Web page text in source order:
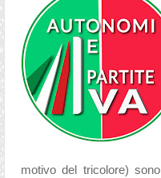
motivo del tricolore)